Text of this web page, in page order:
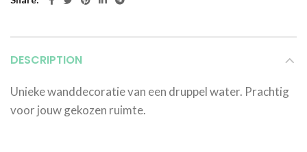
DESCRIPTION
Unieke wanddecoratie van een druppel water. Prachtig
voor jouw gekozen ruimte.